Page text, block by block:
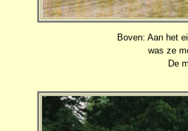
Boven: Aan het
was ze
De